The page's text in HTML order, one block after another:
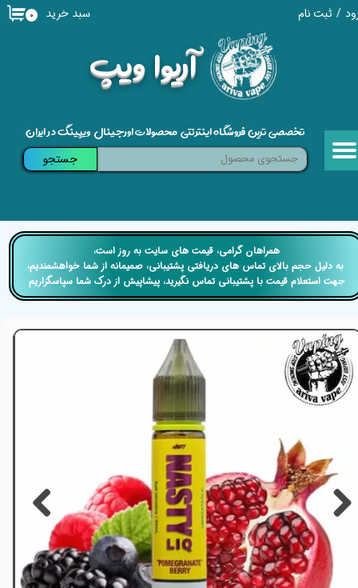
/ ثبت نام
حساب کاربری من
خروج از حساب کاربری
​آریوا ویپ
۰ سبد خرید
تخصصی ترین فروشگاه اینترنتی محصولات اورجینال ویپینگ در ایران
جستجو
​​همراهان گرامی، قیمت های سایت به روز است،
​​​​​​​ به دلیل حجم بالای تماس های دریافتی پشتیبانی، صمیمانه از شما خواهشمندیم،
جهت استعلام قیمت با پشتیبانی تماس نگیرید، پیشاپیش از درک شما سپاسگزاریم